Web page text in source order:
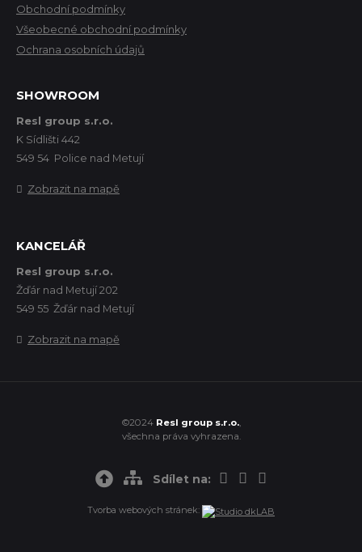
Obchodní podmínky
Všeobecné obchodní podmínky
Ochrana osobních údajů
SHOWROOM
Resl group s.r.o.
K Sídlišti 442
549 54 Police nad Metují
Zobrazit na mapě
KANCELÁŘ
Resl group s.r.o.
Žďár nad Metují 202
549 55 Žďár nad Metují
Zobrazit na mapě
Tvorba webových stránek:
©2024 Resl group s.r.o.,
všechna práva vyhrazena.
Sdílet na: